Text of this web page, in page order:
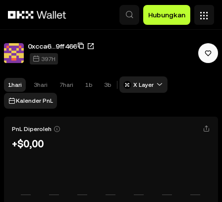
Hubungkan
0xcca6...9ff466
397H
1hari 3hari 7hari 1b 3b X Layer
Kalender PnL
PnL Diperoleh
+$0,00